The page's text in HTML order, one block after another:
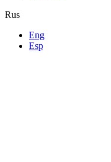
Rus
Eng
Esp